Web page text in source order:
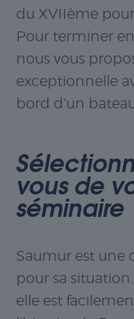
du XVIIèmepour
Pour terminer
nous vous
exceptionnelle
bord d’un
vous de
séminaire
Saumur est une
pour sa
elle est